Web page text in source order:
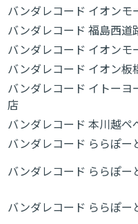
バンダレコード イオンモ
バンダレコード 福島西道
バンダレコード イオンモ
バンダレコード イオン板
バンダレコード イトーヨ
店
バンダレコード 本川越ペ
バンダレコード ららぽー
バンダレコード ららぽー
バンダレコード ららぽー